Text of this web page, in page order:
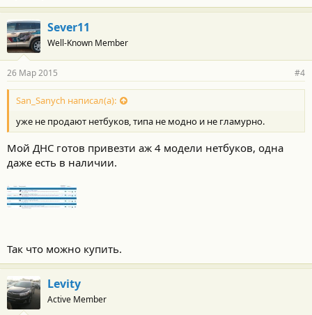
Sever11
Well-Known Member
26 Мар 2015 #4
San_Sanych написал(а):
уже не продают нетбуков, типа не модно и не гламурно.
Мой ДНС готов привезти аж 4 модели нетбуков, одна
даже есть в наличии.
Так что можно купить.
Levity
Active Member